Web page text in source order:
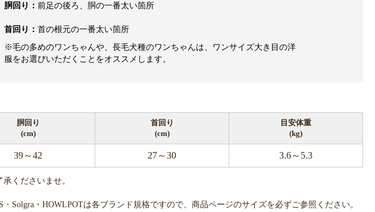
胴回り： 前足の後ろ、胴の一番太い箇所
首回り： 首の根元の一番太い箇所
※毛の多めのワンちゃんや、長毛犬種のワンちゃんは、ワンサイズ大き目の洋
服をお選びいただくことをオススメします。
胴回り
(cm)
首回り
(cm)
目安体重
(kg)
39～42 27～30 3.6～5.3
くださいませ。
Solgra・HOWLPOTは各ブランド規格ですので、商品ページのサイズを必ずご参照ください。